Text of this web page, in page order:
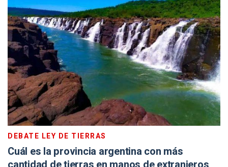
DEBATE LEY DE TIERRAS
Cuál es la provincia argentina con más